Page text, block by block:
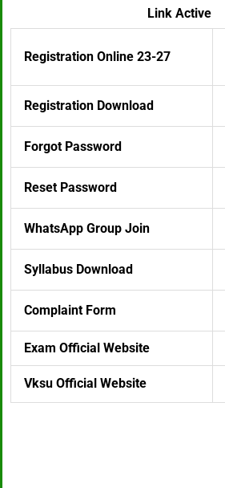
Link Active
Registration Online 23-27
Registration Download
Forgot Password
Reset Password
WhatsApp Group Join
Syllabus Download
Complaint Form
Exam Official Website
Vksu Official Website